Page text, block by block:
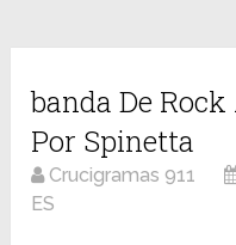
banda De
Por Spinetta
Crucigramas 911
ES